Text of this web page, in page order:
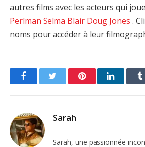
autres films avec les acteurs qui
Perlman Selma Blair Doug Jones .
noms pour accéder à leur
FacebookTwitter PinterestLinkedIn
Sarah
Sarah, une passionnée